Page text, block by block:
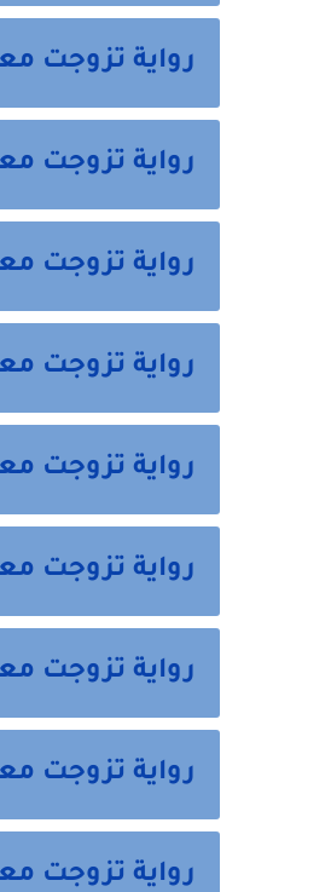
رواية تزوجت
رواية تزوجت
رواية تزوجت
رواية تزوجت
رواية تزوجت
رواية تزوجت
رواية تزوجت
رواية تزوجت
رواية تزوجت